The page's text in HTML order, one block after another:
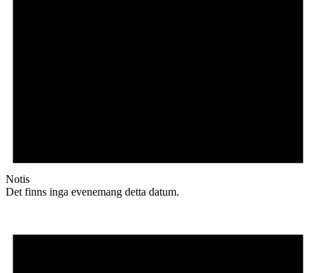
Notis
Det finns inga evenemang detta datum.